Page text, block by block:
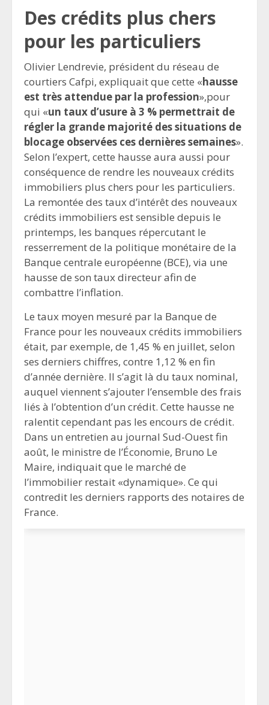
Des crédits plus chers
pour les particuliers
Olivier Lendrevie, président du réseau de
courtiers Cafpi, expliquait que cette «hausse
est très attendue par la profession»,pour
qui «un taux d’usure à 3 % permettrait de
régler la grande majorité des situations de
blocage observées ces dernières semaines».
Selon l’expert, cette hausse aura aussi pour
conséquence de rendre les nouveaux crédits
immobiliers plus chers pour les particuliers.
La remontée des taux d’intérêt des nouveaux
crédits immobiliers est sensible depuis le
printemps, les banques répercutant le
resserrement de la politique monétaire de la
Banque centrale européenne (BCE), via une
hausse de son taux directeur afin de
combattre l’inflation.
Le taux moyen mesuré par la Banque de
France pour les nouveaux crédits immobiliers
était, par exemple, de 1,45 % en juillet, selon
ses derniers chiffres, contre 1,12 % en fin
d’année dernière. Il s’agit là du taux nominal,
auquel viennent s’ajouter l’ensemble des frais
liés à l’obtention d’un crédit. Cette hausse ne
ralentit cependant pas les encours de crédit.
Dans un entretien au journal Sud-Ouest fin
août, le ministre de l’Économie, Bruno Le
Maire, indiquait que le marché de
l’immobilier restait «dynamique». Ce qui
contredit les derniers rapports des notaires de
France.